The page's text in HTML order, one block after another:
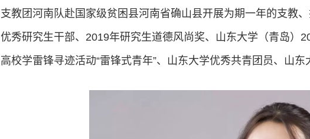
支教团河南队赴国家级贫困县河南省确山县开展为期一年的支教
优秀研究生干部、2019年研究生道德风尚奖、山东大学（青岛）
高校学雷锋寻迹活动“雷锋式青年”、山东大学优秀共青团员、山东